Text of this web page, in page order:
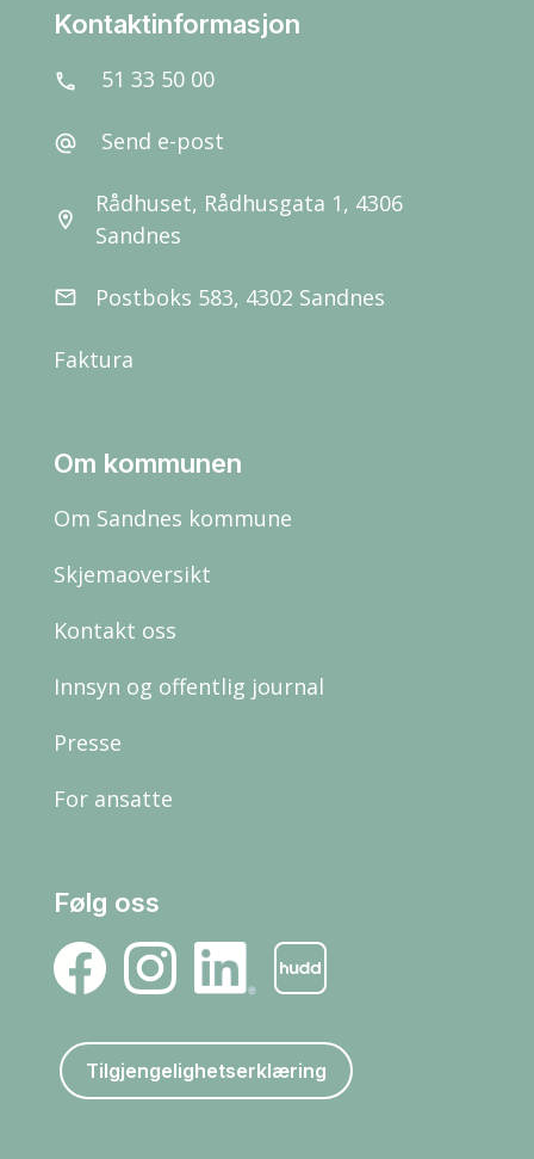
Kontaktinformasjon
call 51 33 50 00
alternate_email Send e-post
location_on
Rådhuset, Rådhusgata 1, 4306
Sandnes
email Postboks 583, 4302 Sandnes
Faktura
Om kommunen
Om Sandnes kommune
Skjemaoversikt
Kontakt oss
Innsyn og offentlig journal
Presse
For ansatte
Følg oss
Tilgjengelighetserklæring